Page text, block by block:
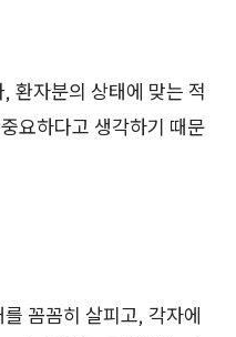
환자분의 상태에 맞는 적
요하다고 생각하기 때문
꼼꼼히 살피고, 각자에